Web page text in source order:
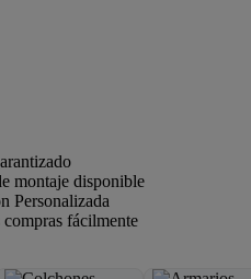
montaje disponible
Personalizada
fácilmente